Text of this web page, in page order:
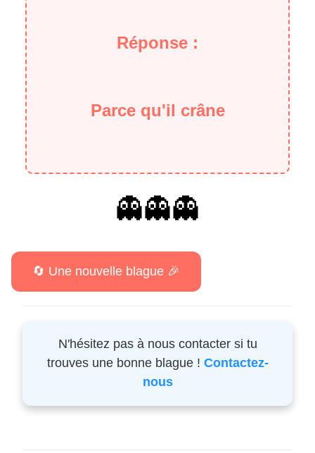
Réponse :
Parce qu'il crâne
👻👻👻
N'hésitez pas à nous contacter si tu
trouves une bonne blague ! Contactez-
nous